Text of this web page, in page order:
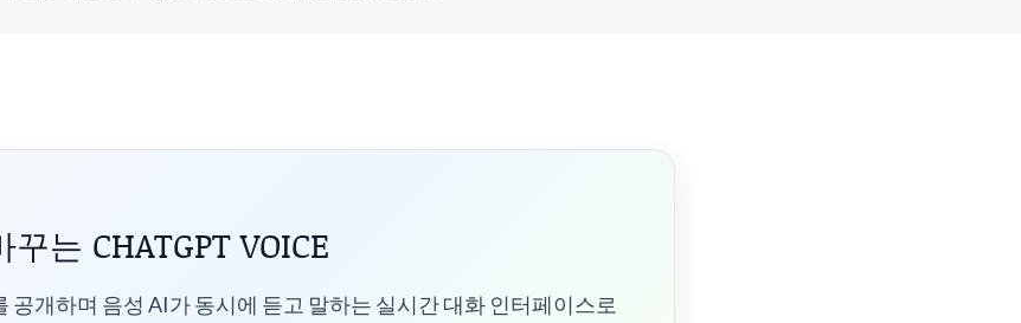
는 CHATGPT VOICE
공개하며 음성 AI가 동시에 듣고 말하는 실시간 대화 인터페이스로